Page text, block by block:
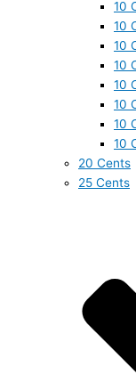
10
10
10
10
10
10
10
10
20 Cents
25 Cents